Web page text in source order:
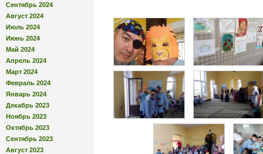
Сентябрь 2024
Август 2024
Июль 2024
Июнь 2024
Май 2024
Апрель 2024
Март 2024
Февраль 2024
Январь 2024
Декабрь 2023
Ноябрь 2023
Октябрь 2023
Сентябрь 2023
Август 2023